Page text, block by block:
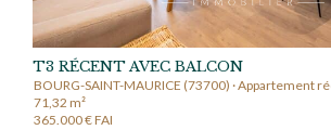
T3 RÉCENT AVEC BALCON
BOURG-SAINT-MAURICE (73700) · Appartement
71,32 m²
365.000 € FAI